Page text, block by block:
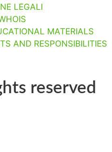
LEGALI
MATERIALS
AND RESPONSIBILITIES
reserved